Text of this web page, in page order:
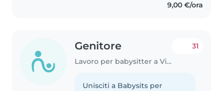
9,00 €/ora
Genitore
Lavoro per babysitter a Vicenza
31
Unisciti a Babysits per